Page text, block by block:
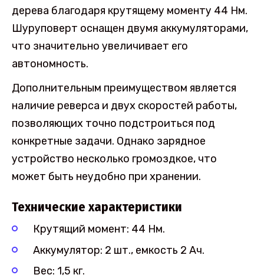
дерева благодаря крутящему моменту 44 Нм.
Шуруповерт оснащен двумя аккумуляторами,
что значительно увеличивает его
автономность.
Дополнительным преимуществом является
наличие реверса и двух скоростей работы,
позволяющих точно подстроиться под
конкретные задачи. Однако зарядное
устройство несколько громоздкое, что
может быть неудобно при хранении.
Технические характеристики
Крутящий момент: 44 Нм.
Аккумулятор: 2 шт., емкость 2 Ач.
Вес: 1,5 кг.